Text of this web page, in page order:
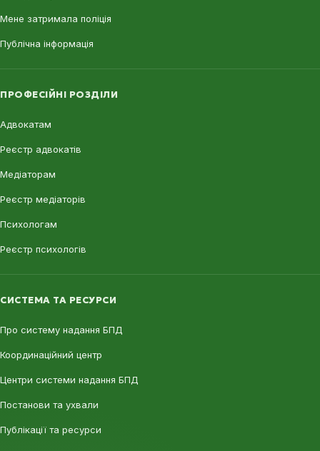
Мене затримала поліція
Публічна інформація
ПРОФЕСІЙНІ РОЗДІЛИ
Адвокатам
Реєстр адвокатів
Медіаторам
Реєстр медіаторів
Психологам
Реєстр психологів
СИСТЕМА ТА РЕСУРСИ
Про систему надання БПД
Координаційний центр
Центри системи надання БПД
Постанови та ухвали
Публікації та ресурси